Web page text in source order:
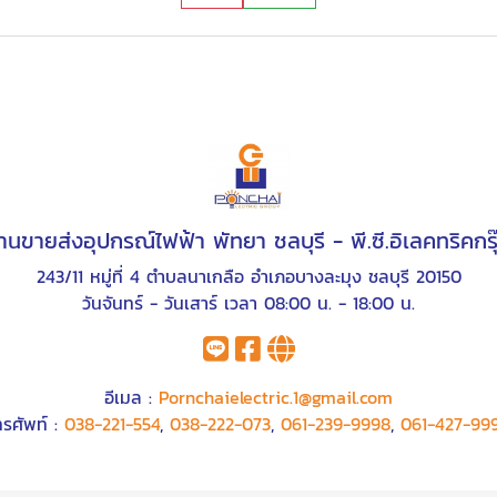
นขายส่งอุปกรณ์ไฟฟ้า พัทยา ชลบุรี - พี.ซี.อิเลคทริคก
243/11 หมู่ที่ 4 ตำบลนาเกลือ อำเภอบางละมุง ชลบุรี 20150
วันจันทร์ - วันเสาร์ เวลา 08:00 น. - 18:00 น.
อีเมล : Pornchaielectric.1@gmail.com
รศัพท์ : 038-221-554, 038-222-073, 061-239-9998, 061-427-